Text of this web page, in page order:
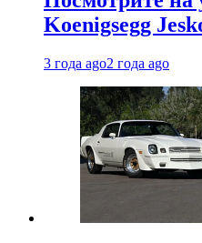
Koenigsegg
3 года ago2 года ago